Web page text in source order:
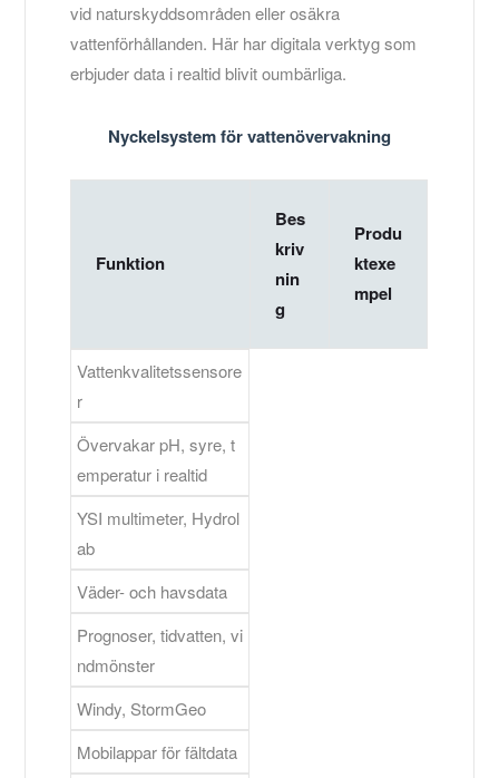
vid naturskyddsområden eller osäkra
vattenförhållanden. Här har digitala verktyg som
erbjuder data i realtid blivit oumbärliga.
Nyckelsystem för vattenövervakning
Funktion
Bes
kriv
nin
g
Produ
ktexe
mpel
Vattenkvalitetssensore
r
Övervakar pH, syre, t
emperatur i realtid
YSI multimeter, Hydrol
ab
Väder- och havsdata
Prognoser, tidvatten, vi
ndmönster
Windy, StormGeo
Mobilappar för fältdata